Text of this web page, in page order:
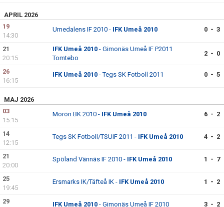
APRIL 2026
19
14:30
Umedalens IF 2010 - IFK Umeå 2010 0 - 3
21
20:15
IFK Umeå 2010 - Gimonäs Umeå IF P2011
Tomtebo
2 - 0
26
16:15
IFK Umeå 2010 - Tegs SK Fotboll 2011 0 - 5
MAJ 2026
03
15:15
Morön BK 2010 - IFK Umeå 2010 6 - 2
14
12:15
Tegs SK Fotboll/TSUIF 2011 - IFK Umeå 2010 4 - 2
21
20:00
Spöland Vännäs IF 2010 - IFK Umeå 2010 1 - 7
25
19:45
Ersmarks IK/Täfteå IK - IFK Umeå 2010 1 - 2
29
IFK Umeå 2010 - Gimonäs Umeå IF 2010 3 - 2